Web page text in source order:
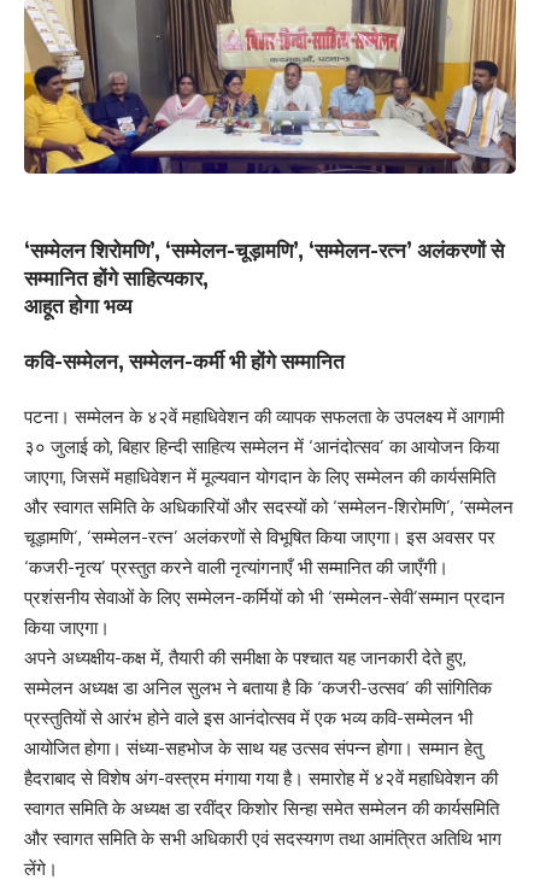
‘सम्मेलन शिरोमणि’, ‘सम्मेलन-चूड़ामणि’, ‘सम्मेलन-रत्न’ अलंकरणों से
सम्मानित होंगे साहित्यकार,
आहूत होगा भव्य
कवि-सम्मेलन, सम्मेलन-कर्मी भी होंगे सम्मानित
पटना। सम्मेलन के ४२वें महाधिवेशन की व्यापक सफलता के उपलक्ष्य में आगामी
३० जुलाई को, बिहार हिन्दी साहित्य सम्मेलन में ‘आनंदोत्सव’ का आयोजन किया
जाएगा, जिसमें महाधिवेशन में मूल्यवान योगदान के लिए सम्मेलन की कार्यसमिति
और स्वागत समिति के अधिकारियों और सदस्यों को ‘सम्मेलन-शिरोमणि’, ‘सम्मेलन
चूड़ामणि’, ‘सम्मेलन-रत्न’ अलंकरणों से विभूषित किया जाएगा। इस अवसर पर
‘कजरी-नृत्य’ प्रस्तुत करने वाली नृत्यांगनाएँ भी सम्मानित की जाएँगी।
प्रशंसनीय सेवाओं के लिए सम्मेलन-कर्मियों को भी ‘सम्मेलन-सेवी’सम्मान प्रदान
किया जाएगा।
अपने अध्यक्षीय-कक्ष में, तैयारी की समीक्षा के पश्चात यह जानकारी देते हुए,
सम्मेलन अध्यक्ष डा अनिल सुलभ ने बताया है कि ‘कजरी-उत्सव’ की सांगितिक
प्रस्तुतियों से आरंभ होने वाले इस आनंदोत्सव में एक भव्य कवि-सम्मेलन भी
आयोजित होगा। संध्या-सहभोज के साथ यह उत्सव संपन्न होगा। सम्मान हेतु
हैदराबाद से विशेष अंग-वस्त्रम मंगाया गया है। समारोह में ४२वें महाधिवेशन की
स्वागत समिति के अध्यक्ष डा रवींद्र किशोर सिन्हा समेत सम्मेलन की कार्यसमिति
और स्वागत समिति के सभी अधिकारी एवं सदस्यगण तथा आमंत्रित अतिथि भाग
लेंगे।